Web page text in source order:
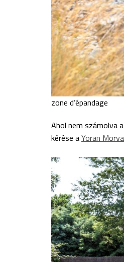
zone d’épandage
Ahol nem számolva
kérése aYoran